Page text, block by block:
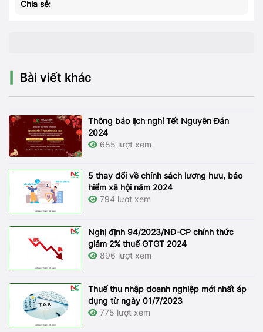
Chia sẻ:
Bài viết khác
Thông báo lịch nghỉ Tết Nguyên Đán
2024
685 lượt xem
5 thay đổi về chính sách lương hưu, bảo
hiểm xã hội năm 2024
794 lượt xem
Nghị định 94/2023/NĐ-CP chính thức
giảm 2% thuế GTGT 2024
896 lượt xem
Thuế thu nhập doanh nghiệp mới nhất áp
dụng từ ngày 01/7/2023
775 lượt xem